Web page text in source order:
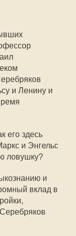
и Ленину и
его здесь
и Энгельс
ловушку?
и
вклад в